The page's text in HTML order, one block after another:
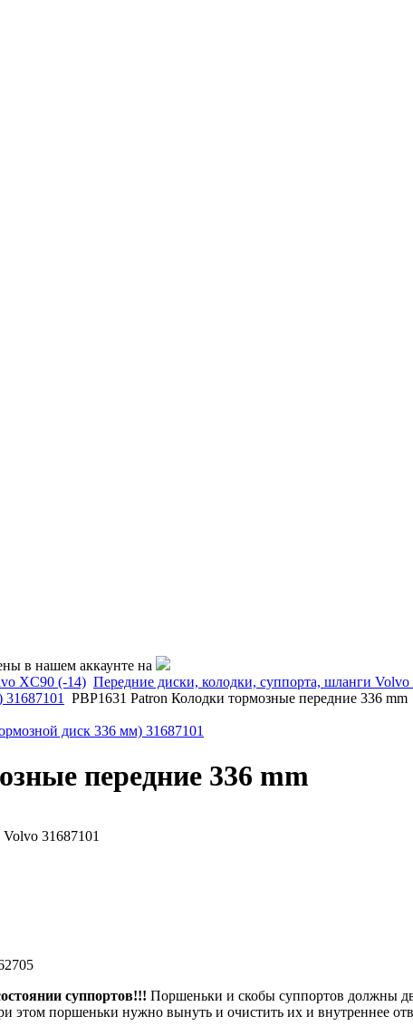
в нашем аккаунте на
XC90 (-14) Передние диски, колодки, суппорта, шланги
PBP1631 Patron Колодки тормозные передние 336 mm
диск 336 мм) 31687101
передние 336 mm
31687101
суппортов!!! Поршеньки и скобы суппортов должны
этом поршеньки нужно вынуть и очистить их и внутреннее